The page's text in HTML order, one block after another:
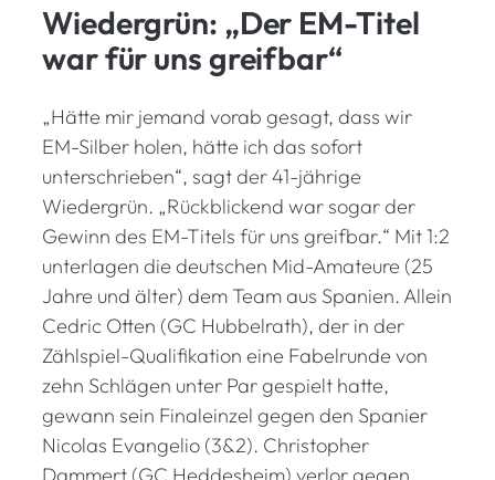
Wiedergrün: „Der EM-Titel
war für uns greifbar“
„Hätte mir jemand vorab gesagt, dass wir
EM-Silber holen, hätte ich das sofort
unterschrieben“, sagt der 41-jährige
Wiedergrün. „Rückblickend war sogar der
Gewinn des EM-Titels für uns greifbar.“ Mit 1:2
unterlagen die deutschen Mid-Amateure (25
Jahre und älter) dem Team aus Spanien. Allein
Cedric Otten (GC Hubbelrath), der in der
Zählspiel-Qualifikation eine Fabelrunde von
zehn Schlägen unter Par gespielt hatte,
gewann sein Finaleinzel gegen den Spanier
Nicolas Evangelio (3&2). Christopher
Dammert (GC Heddesheim) verlor gegen